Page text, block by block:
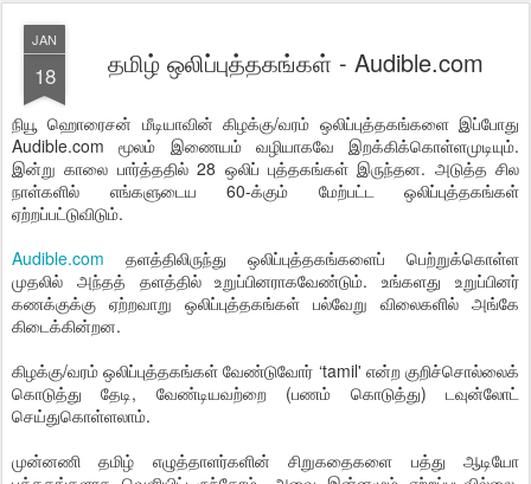
JAN
18 தமிழ் ஒலிப்புத்தகங்கள் - Audible.com
நியூ ஹொரைசன் மீடியாவின் கிழக்கு/வரம் ஒலிப்புத்தகங்களை இப்போது
Audible.com மூலம் இணையம் வழியாகவே இறக்கிக்கொள்ளமுடியும்.
இன்று காலை பார்த்ததில் 28 ஒலிப் புத்தகங்கள் இருந்தன. அடுத்த சில
நாள்களில் எங்களுடைய 60-க்கும் மேற்பட்ட ஒலிப்புத்தகங்கள்
ஏற்றப்பட்டுவிடும்.
Audible.com தளத்திலிருந்து ஒலிப்புத்தகங்களைப் பெற்றுக்கொள்ள
முதலில் அந்தத் தளத்தில் உறுப்பினராகவேண்டும். உங்களது உறுப்பினர்
கணக்குக்கு ஏற்றவாறு ஒலிப்புத்தகங்கள் பல்வேறு விலைகளில் அங்கே
கிடைக்கின்றன.
கிழக்கு/வரம் ஒலிப்புத்தகங்கள் வேண்டுவோர் ‘tamil' என்ற குறிச்சொல்லைக்
கொடுத்து தேடி, வேண்டியவற்றை (பணம் கொடுத்து) டவுன்லோட்
செய்துகொள்ளலாம்.
முன்னணி தமிழ் எழுத்தாளர்களின் சிறுகதைகளை பத்து ஆடியோ